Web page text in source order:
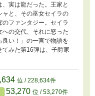
実は龍だった。王家と
ャと、その巫女セイラの
のファンタジー。セイラ
の交代、それに怒った
い！」の一言で物語を
てみた第16弾は、子爵家
位 / 228,634件
53,270 位 / 53,270件